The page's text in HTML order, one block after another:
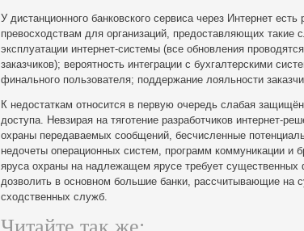
У дистанционного банковского сервиса через Интернет
превосходствам для организаций, предоставляющих такие
эксплуатации интернет-системы (все обновления
заказчиков); вероятность интеграции с бухгалтерскими
финального пользователя; поддержание лояльности
К недостаткам относится в первую очередь слабая
доступа. Невзирая на тяготение разработчиков интернет-
охраны передаваемых сообщений, бесчисленные
недочеты операционных систем, программ коммуникации и
яруса охраны на надлежащем ярусе требует существенных
дозволить в основном большие банки, рассчитывающие на
сходственных служб.